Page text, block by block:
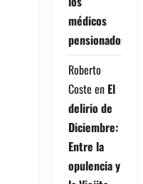
médicos
pensionados
Roberto
Coste en El
delirio de
Diciembre:
Entre la
opulencia y